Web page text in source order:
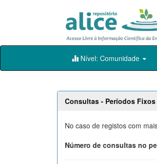
Skip
Nível: Comunidade
Consultas - Períodos Fixos
No caso de registos com
Número de consultas no